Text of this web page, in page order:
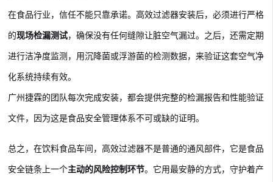
在食品行业，信任不能只靠承诺。高效过滤器安装后，必须进行严格
的现场检漏测试，确保没有任何缝隙让脏空气漏过。之后，还需定期
进行洁净度监测，用沉降菌或浮游菌的检测数据，来验证这套空气净
化系统持续有效。
广州捷霖的团队每次完成安装，都会提供完整的检漏报告和性能验证
文件，因为这是食品安全管理体系不可或缺的证明。
总之，在饮料食品车间，高效过滤器不是普通的通风部件，它是食品
安全链条上一个主动的风险控制环节。它用最安静的方式，守护着产